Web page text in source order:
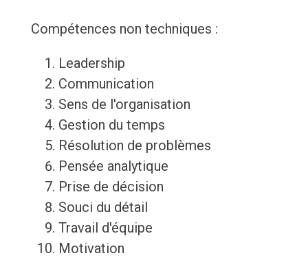
Compétences non techniques :
Leadership
Communication
Sens de l'organisation
Gestion du temps
Résolution de problèmes
Pensée analytique
Prise de décision
Souci du détail
Travail d'équipe
Motivation